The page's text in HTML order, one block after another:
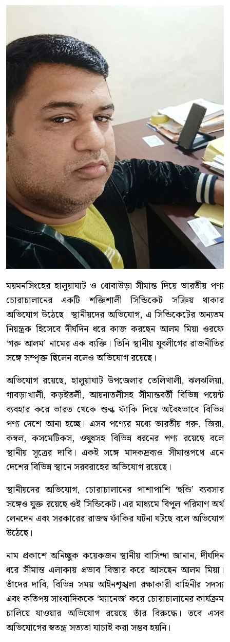
ময়মনসিংহের হালুয়াঘাট ও ধোবাউড়া সীমান্ত দিয়ে ভারতীয় পণ্য
চোরাচালানের একটি শক্তিশালী সিন্ডিকেট সক্রিয় থাকার
অভিযোগ উঠেছে। স্থানীয়দের অভিযোগ, এ সিন্ডিকেটের অন্যতম
নিয়ন্ত্রক হিসেবে দীর্ঘদিন ধরে কাজ করছেন আলম মিয়া ওরফে
‘গরু আলম’ নামের এক ব্যক্তি। তিনি স্থানীয় যুবলীগের রাজনীতির
সঙ্গে সম্পৃক্ত ছিলেন বলেও অভিযোগ রয়েছে।
অভিযোগ রয়েছে, হালুয়াঘাট উপজেলার তেলিখালী, ঝলঝলিয়া,
গাবড়াখালী, কড়ইতলী, আয়নাতলীসহ সীমান্তবর্তী বিভিন্ন পয়েন্ট
ব্যবহার করে ভারত থেকে শুল্ক ফাঁকি দিয়ে অবৈধভাবে বিভিন্ন
পণ্য দেশে আনা হচ্ছে। এসব পণ্যের মধ্যে ভারতীয় গরু, জিরা,
কম্বল, কসমেটিকস, ওষুধসহ বিভিন্ন ধরনের পণ্য রয়েছে বলে
স্থানীয় সূত্রের দাবি। একই সঙ্গে মাদকদ্রব্যও সীমান্তপথে এনে
দেশের বিভিন্ন স্থানে সরবরাহের অভিযোগ রয়েছে।
স্থানীয়দের অভিযোগ, চোরাচালানের পাশাপাশি ‘হুন্ডি’ ব্যবসার
সঙ্গেও যুক্ত রয়েছে ওই সিন্ডিকেট। এর মাধ্যমে বিপুল পরিমাণ অর্থ
লেনদেন এবং সরকারের রাজস্ব ফাঁকির ঘটনা ঘটছে বলে অভিযোগ
উঠেছে।
নাম প্রকাশে অনিচ্ছুক কয়েকজন স্থানীয় বাসিন্দা জানান, দীর্ঘদিন
ধরে সীমান্ত এলাকায় প্রভাব বিস্তার করে আসছেন আলম মিয়া।
তাঁদের দাবি, বিভিন্ন সময় আইনশৃঙ্খলা রক্ষাকারী বাহিনীর সদস্য
এবং কতিপয় সাংবাদিককে ‘ম্যানেজ’ করে চোরাচালানের কার্যক্রম
চালিয়ে যাওয়ার অভিযোগ রয়েছে তাঁর বিরুদ্ধে। তবে এসব
অভিযোগের স্বতন্ত্র সত্যতা যাচাই করা সম্ভব হয়নি।